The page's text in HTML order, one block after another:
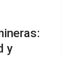
y